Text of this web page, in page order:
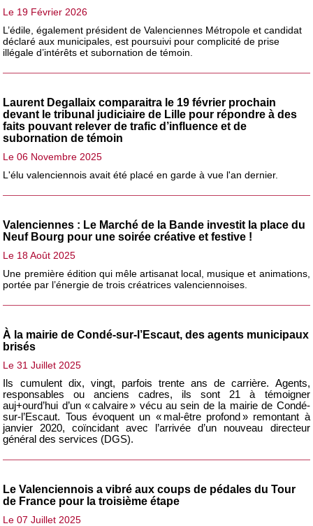
Le 19 Février 2026
L’édile, également président de Valenciennes Métropole et candidat
déclaré aux municipales, est poursuivi pour complicité de prise
illégale d’intérêts et subornation de témoin.
Laurent Degallaix comparaitra le 19 février prochain
devant le tribunal judiciaire de Lille pour répondre à des
faits pouvant relever de trafic d’influence et de
subornation de témoin
Le 06 Novembre 2025
L'élu valenciennois avait été placé en garde à vue l'an dernier.
Valenciennes : Le Marché de la Bande investit la place du
Neuf Bourg pour une soirée créative et festive !
Le 18 Août 2025
Une première édition qui mêle artisanat local, musique et animations,
portée par l’énergie de trois créatrices valenciennoises.
À la mairie de Condé-sur-l’Escaut, des agents municipaux
brisés
Le 31 Juillet 2025
Ils cumulent dix, vingt, parfois trente ans de carrière. Agents,
responsables ou anciens cadres, ils sont 21 à témoigner
auj+ourd’hui d’un « calvaire » vécu au sein de la mairie de Condé-
sur-l’Escaut. Tous évoquent un « mal-être profond » remontant à
janvier 2020, coïncidant avec l’arrivée d’un nouveau directeur
général des services (DGS).
Le Valenciennois a vibré aux coups de pédales du Tour
de France pour la troisième étape
Le 07 Juillet 2025